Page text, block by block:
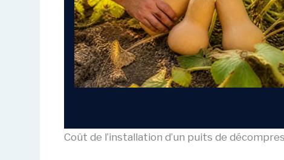
Coût de l’installation d’un puits de